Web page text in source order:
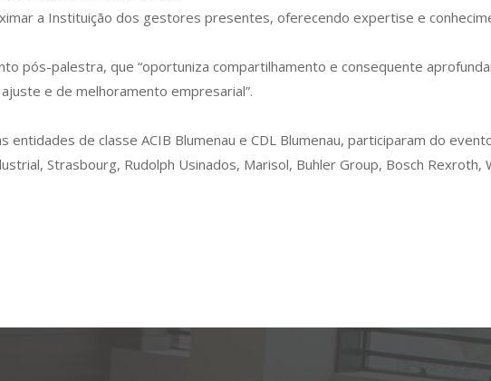
a Instituição dos gestores presentes, oferecendo expertise e
pós-palestra, que “oportuniza compartilhamento e consequente
e de melhoramento empresarial”.
de classe ACIB Blumenau e CDL Blumenau, participaram do
Strasbourg, Rudolph Usinados, Marisol, Buhler Group, Bosch Rexroth,